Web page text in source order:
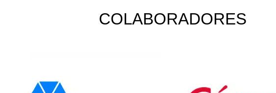
COLABORADORES